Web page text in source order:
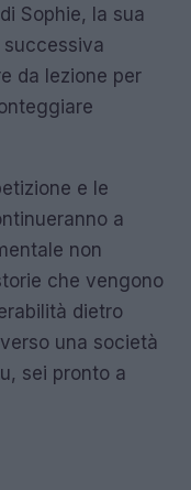
Sophie, la sua
da lezione per
e le
a
non
che vengono
dietro
una società
sei pronto a